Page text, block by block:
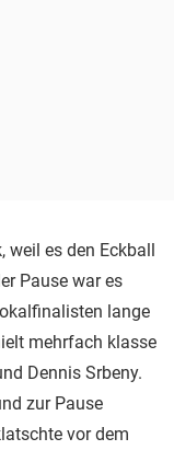
weil es den Eckball
Pause war es
lange
mehrfach klasse
Dennis Srbeny.
zur Pause
vor dem